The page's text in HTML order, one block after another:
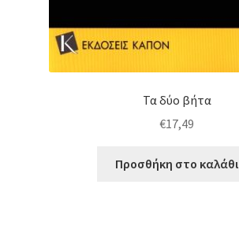
Τα δύο βήτα
€17,49
Προσθήκη στο καλάθι